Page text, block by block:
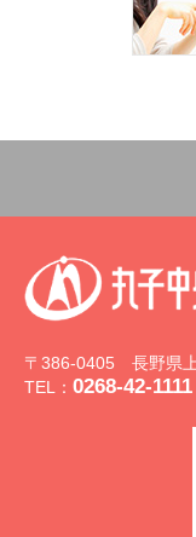
〒386-0405 長野県
TEL： 0268-42-1111